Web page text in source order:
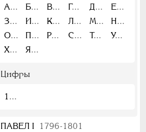
А Б В Г Д
Е
З
И К Л М
Н
О
П Р С Т
У
Х
Я
Цифры
1
ПАВЕЛ I
1796-1801